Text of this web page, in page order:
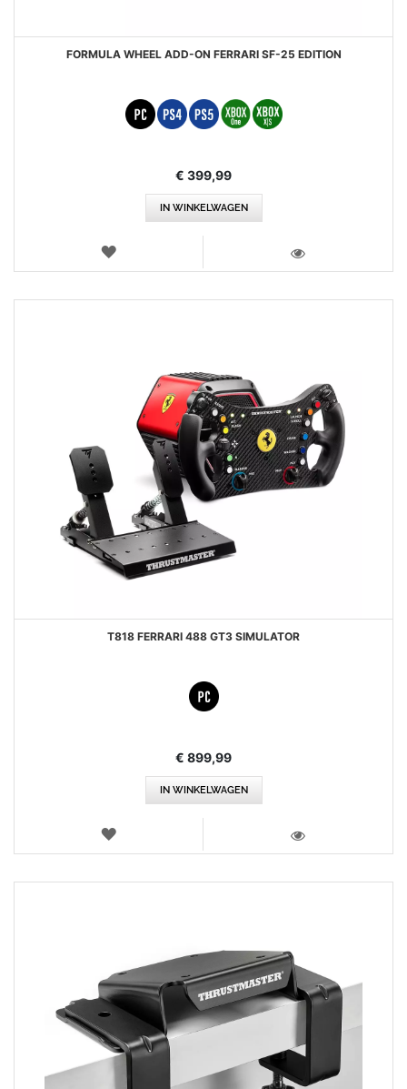
FORMULA WHEEL ADD-ON FERRARI SF-25 EDITION
€ 399,99
IN WINKELWAGEN
VERLANGLIJST
T818 FERRARI 488 GT3 SIMULATOR
€ 899,99
IN WINKELWAGEN
VERLANGLIJST